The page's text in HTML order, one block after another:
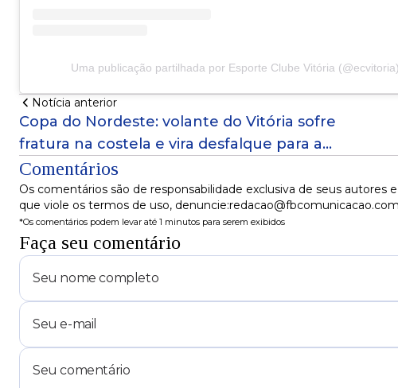
Uma publicação partilhada por Esporte Clube Vitória (@ecvitoria)
Notícia anterior
Copa do Nordeste: volante do Vitória sofre
fratura na costela e vira desfalque para a
final
Comentários
Os comentários são de responsabilidade exclusiva de seus autores
que viole os termos de uso,
*Os comentários podem levar até 1 minutos para serem exibidos
Faça seu comentário